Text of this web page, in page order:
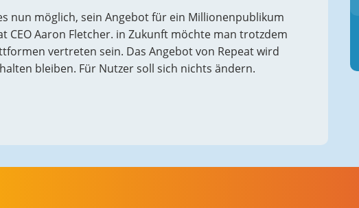
nun möglich, sein Angebot für ein Millionenpublikum
CEO Aaron Fletcher. in Zukunft möchte man trotzdem
vertreten sein. Das Angebot von Repeat wird
bleiben. Für Nutzer soll sich nichts ändern.